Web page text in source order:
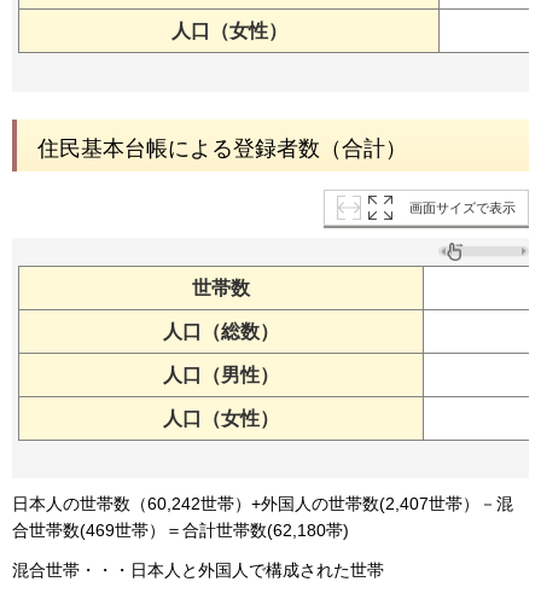
人口（女性）
住民基本台帳による登録者数（合計）
画面サイズで表示
世帯数
人口（総数）
人口（男性）
人口（女性）
日本人の世帯数（60,242世帯）+外国人の世帯数(2,407世帯）－混
合世帯数(469世帯）＝合計世帯数(62,180帯)
混合世帯・・・日本人と外国人で構成された世帯